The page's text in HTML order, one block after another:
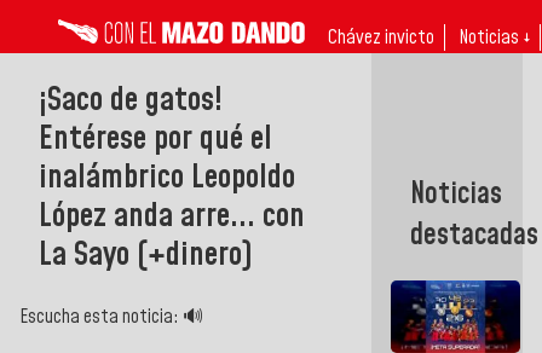
Chávez invicto Noticias ↓
¡Saco de gatos!
Entérese por qué el
inalámbrico Leopoldo
López anda arre... con
La Sayo (+dinero)
Escucha esta noticia: 🔊
Noticias
destacadas